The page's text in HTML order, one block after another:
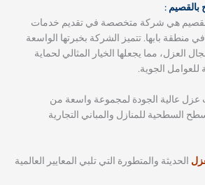
:
هي شركة متخصصة في تقديم خدمات
منطقة بابها. تتميز الشركة بخبرتها الواسعة
العزل، مما يجعلها الخيار المثالي لحماية
الجوية.
عالية الجودة لمجموعة واسعة من
السطحية للمنازل والمباني التجارية
الحديثة والمتطورة التي تلبي المعايير العالمية